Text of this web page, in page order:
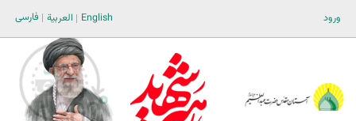
ورود فارسی العربية English